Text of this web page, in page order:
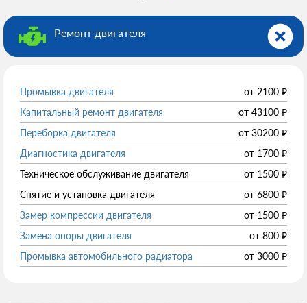
Ремонт двигателя
Промывка двигателя от 2100 ₽
Капитальный ремонт двигателя
от 43100 ₽
Переборка двигателя
от 30200 ₽
Диагностика двигателя
от 1700 ₽
Техническое обслуживание двигателя
от 1500 ₽
Снятие и установка двигателя
от 6800 ₽
Замер компрессии двигателя
от 1500 ₽
Замена опоры двигателя
от 800 ₽
Промывка автомобильного радиатора
от 3000 ₽